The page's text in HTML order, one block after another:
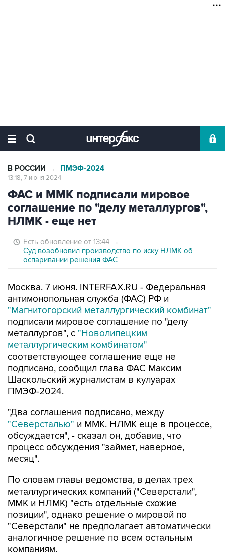
В РОССИИ → ПМЭФ-2024
13:18, 7 июня 2024
ФАС и ММК подписали мировое
соглашение по "делу металлургов",
НЛМК - еще нет
Есть обновление от 13:44 →
Суд возобновил производство по иску НЛМК об
оспаривании решения ФАС
Москва. 7 июня. INTERFAX.RU - Федеральная
антимонопольная служба (ФАС) РФ и
"Магнитогорский металлургический комбинат"
подписали мировое соглашение по "делу
металлургов", с "Новолипецким
металлургическим комбинатом"
соответствующее соглашение еще не
подписано, сообщил глава ФАС Максим
Шаскольский журналистам в кулуарах
ПМЭФ-2024.
"Два соглашения подписано, между
"Северсталью" и ММК. НЛМК еще в процессе,
обсуждается", - сказал он, добавив, что
процесс обсуждения "займет, наверное,
месяц".
По словам главы ведомства, в делах трех
металлургических компаний ("Северстали",
ММК и НЛМК) "есть отдельные схожие
позиции", однако решение о мировой по
"Северстали" не предполагает автоматически
аналогичное решение по всем остальным
компаниям.